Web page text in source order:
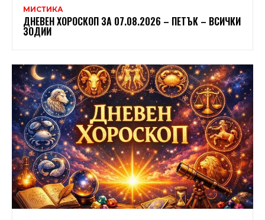
МИСТИКА
ДНЕВЕН ХОРОСКОП ЗА 07.08.2026 – ПЕТЪК – ВСИЧКИ
ЗОДИИ